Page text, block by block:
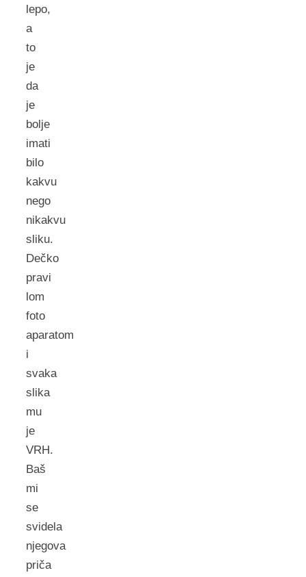
lepo,
a
to
je
da
je
bolje
imati
bilo
kakvu
nego
nikakvu
sliku.
Dečko
pravi
lom
foto
aparatom
i
svaka
slika
mu
je
VRH.
Baš
mi
se
svidela
njegova
priča